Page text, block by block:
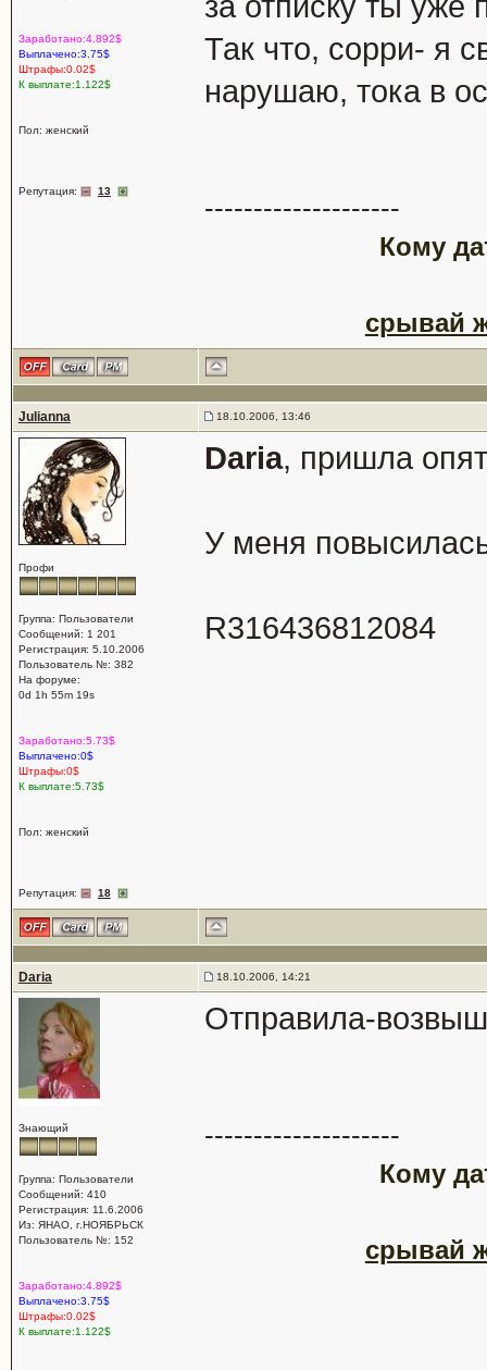
Заработано:4.892$
Выплачено:3.75$
Штрафы:0.02$
К выплате:1.122$
Пол: женский
Репутация: 13
Так что, сорри- я
нарушаю, тока в
--------------------
Кому
срывай
Julianna 18.10.2006, 13:46
Профи
Группа: Пользователи
Сообщений: 1 201
Регистрация: 5.10.2006
Пользователь №: 382
На форуме:
0d 1h 55m 19s
Заработано:5.73$
Выплачено:0$
Штрафы:0$
К выплате:5.73$
Пол: женский
Репутация: 18
Daria, пришла
У меня
R316436812084
Daria 18.10.2006, 14:21
Знающий
Группа: Пользователи
Сообщений: 410
Регистрация: 11.6.2006
Из: ЯНАО, г.НОЯБРЬСК
Пользователь №: 152
Заработано:4.892$
Выплачено:3.75$
Штрафы:0.02$
К выплате:1.122$
Отправила-
--------------------
Кому
срывай